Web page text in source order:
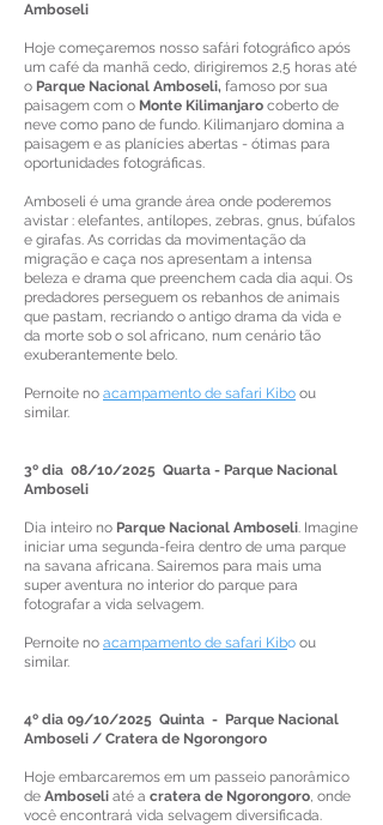
Amboseli
Hoje começaremos nosso safári fotográfico após
um café da manhã cedo, dirigiremos 2,5 horas até
o Parque Nacional Amboseli, famoso por sua
paisagem com o Monte Kilimanjaro coberto de
neve como pano de fundo. Kilimanjaro domina a
paisagem e as planícies abertas - ótimas para
oportunidades fotográficas.
Amboseli é uma grande área onde poderemos
avistar : elefantes, antílopes, zebras, gnus, búfalos
e girafas. As corridas da movimentação da
migração e caça nos apresentam a intensa
beleza e drama que preenchem cada dia aqui. Os
predadores perseguem os rebanhos de animais
que pastam, recriando o antigo drama da vida e
da morte sob o sol africano, num cenário tão
exuberantemente belo.
Pernoite no acampamento de safari Kibo ou
similar.
3º dia 08/10/2025 Quarta - Parque Nacional
Amboseli
Dia inteiro no Parque Nacional Amboseli. Imagine
iniciar uma segunda-feira dentro de uma parque
na savana africana. Sairemos para mais uma
super aventura no interior do parque para
fotografar a vida selvagem.
Pernoite no acampamento de safari Kibo ou
similar.
4º dia 09/10/2025 Quinta - Parque Nacional
Amboseli / Cratera de Ngorongoro
Hoje embarcaremos em um passeio panorâmico
de Amboseli até a cratera de Ngorongoro, onde
você encontrará vida selvagem diversificada.